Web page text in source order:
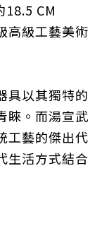
18.5 CM
高級工藝美術
具以其獨特的
睞。而湯宣武
工藝的傑出代
生活方式結合